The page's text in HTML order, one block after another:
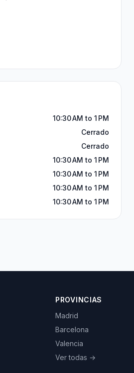
10:30 AM to 1 PM
Cerrado
Cerrado
10:30 AM to 1 PM
10:30 AM to 1 PM
10:30 AM to 1 PM
10:30 AM to 1 PM
PROVINCIAS
Madrid
Barcelona
Valencia
Ver todas →